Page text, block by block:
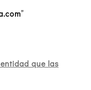
”
que las